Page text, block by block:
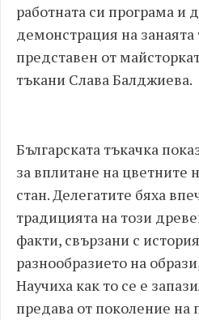
работната си програма и
демонстрация на занаята
представен от
тъкани Слава Балджиева.
Българската тъкачка
за вплитане на
стан. Делегатите бяха
традицията на този
факти, свързани с
разнообразието на
Научиха как то се е
предава от поколение на